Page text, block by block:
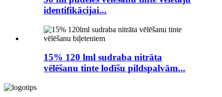
identifikācijai...
15% 120 lml sudraba nitrāta
vēlēšanu tinte lodīšu pildspalvām...